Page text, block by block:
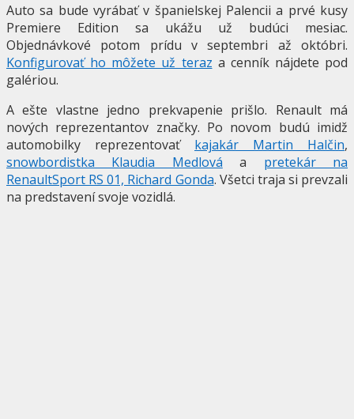
Auto sa bude vyrábať v španielskej Palencii a prvé kusy
Premiere Edition sa ukážu už budúci mesiac.
Objednávkové potom prídu v septembri až októbri.
Konfigurovať ho môžete už teraz a cenník nájdete pod
galériou.
A ešte vlastne jedno prekvapenie prišlo. Renault má
nových reprezentantov značky. Po novom budú imidž
automobilky reprezentovať kajakár Martin Halčin,
snowbordistka Klaudia Medlová a pretekár na
RenaultSport RS 01, Richard Gonda. Všetci traja si prevzali
na predstavení svoje vozidlá.